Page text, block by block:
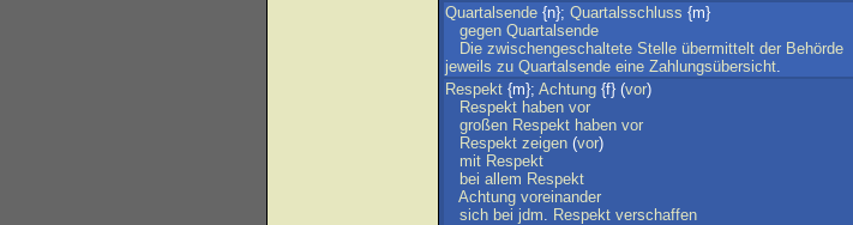
Quartalsende {n}; Quartalsschluss {m}
gegen Quartalsende
Die zwischengeschaltete Stelle übermittelt der Behörde
jeweils zu Quartalsende eine Zahlungsübersicht.
Respekt {m}; Achtung {f} (vor)
Respekt haben vor
großen Respekt haben vor
Respekt zeigen (vor)
mit Respekt
bei allem Respekt
Achtung voreinander
sich bei jdm. Respekt verschaffen